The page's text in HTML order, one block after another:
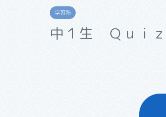
学習塾
中１生 Ｑｕｉｚ